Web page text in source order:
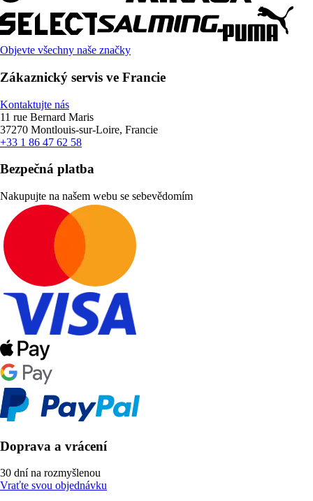
Objevte všechny naše značky
Zákaznický servis ve Francie
Kontaktujte nás
11 rue Bernard Maris
37270 Montlouis-sur-Loire, Francie
+33 1 86 47 62 58
Bezpečná platba
Nakupujte na našem webu se sebevědomím
Doprava a vrácení
30 dní na rozmyšlenou
Vraťte svou objednávku